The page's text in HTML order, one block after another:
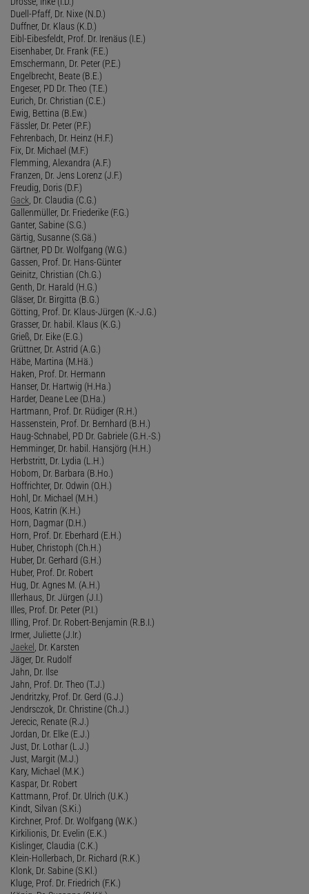
Duell-Pfaff, Dr. Nixe (N.D.)
Duffner, Dr. Klaus (K.D.)
Eibl-Eibesfeldt, Prof. Dr. Irenäus (I.E.)
Eisenhaber, Dr. Frank (F.E.)
Emschermann, Dr. Peter (P.E.)
Engelbrecht, Beate (B.E.)
Engeser, PD Dr. Theo (T.E.)
Eurich, Dr. Christian (C.E.)
Ewig, Bettina (B.Ew.)
Fässler, Dr. Peter (P.F.)
Fehrenbach, Dr. Heinz (H.F.)
Fix, Dr. Michael (M.F.)
Flemming, Alexandra (A.F.)
Franzen, Dr. Jens Lorenz (J.F.)
Freudig, Doris (D.F.)
Gack , Dr. Claudia (C.G.)
Gallenmüller, Dr. Friederike (F.G.)
Ganter, Sabine (S.G.)
Gärtig, Susanne (S.Gä.)
Gärtner, PD Dr. Wolfgang (W.G.)
Gassen, Prof. Dr. Hans-Günter
Geinitz, Christian (Ch.G.)
Genth, Dr. Harald (H.G.)
Gläser, Dr. Birgitta (B.G.)
Götting, Prof. Dr. Klaus-Jürgen (K.-J.G.)
Grasser, Dr. habil. Klaus (K.G.)
Grieß, Dr. Eike (E.G.)
Grüttner, Dr. Astrid (A.G.)
Häbe, Martina (M.Hä.)
Haken, Prof. Dr. Hermann
Hanser, Dr. Hartwig (H.Ha.)
Harder, Deane Lee (D.Ha.)
Hartmann, Prof. Dr. Rüdiger (R.H.)
Hassenstein, Prof. Dr. Bernhard (B.H.)
Haug-Schnabel, PD Dr. Gabriele (G.H.-S.)
Hemminger, Dr. habil. Hansjörg (H.H.)
Herbstritt, Dr. Lydia (L.H.)
Hobom, Dr. Barbara (B.Ho.)
Hoffrichter, Dr. Odwin (O.H.)
Hohl, Dr. Michael (M.H.)
Hoos, Katrin (K.H.)
Horn, Dagmar (D.H.)
Horn, Prof. Dr. Eberhard (E.H.)
Huber, Christoph (Ch.H.)
Huber, Dr. Gerhard (G.H.)
Huber, Prof. Dr. Robert
Hug, Dr. Agnes M. (A.H.)
Illerhaus, Dr. Jürgen (J.I.)
Illes, Prof. Dr. Peter (P.I.)
Illing, Prof. Dr. Robert-Benjamin (R.B.I.)
Irmer, Juliette (J.Ir.)
Jaekel , Dr. Karsten
Jäger, Dr. Rudolf
Jahn, Dr. Ilse
Jahn, Prof. Dr. Theo (T.J.)
Jendritzky, Prof. Dr. Gerd (G.J.)
Jendrsczok, Dr. Christine (Ch.J.)
Jerecic, Renate (R.J.)
Jordan, Dr. Elke (E.J.)
Just, Dr. Lothar (L.J.)
Just, Margit (M.J.)
Kary, Michael (M.K.)
Kaspar, Dr. Robert
Kattmann, Prof. Dr. Ulrich (U.K.)
Kindt, Silvan (S.Ki.)
Kirchner, Prof. Dr. Wolfgang (W.K.)
Kirkilionis, Dr. Evelin (E.K.)
Kislinger, Claudia (C.K.)
Klein-Hollerbach, Dr. Richard (R.K.)
Klonk, Dr. Sabine (S.Kl.)
Kluge, Prof. Dr. Friedrich (F.K.)